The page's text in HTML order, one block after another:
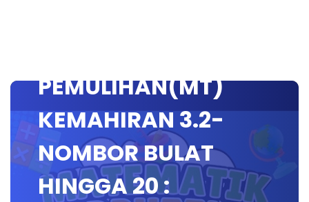
PEMULIHAN(MT)
KEMAHIRAN 3.2-
NOMBOR BULAT
HINGGA 20 :